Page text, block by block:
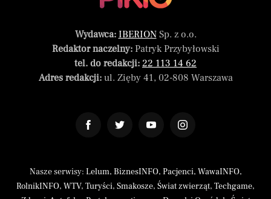
Wydawca: IBERIONSp. z o.o.
Redaktor naczelny:Patryk Przybyłowski
tel. do redakcji: 22 113 14 62
Adres redakcji:ul. Zięby 41, 02-808 Warszawa
Nasze serwisy: Lelum, BiznesINFO, Pacjenci, WawaINFO,
RolnikINFO, WTV, Turyści, Smakosze, Świat zwierząt, Techgame,